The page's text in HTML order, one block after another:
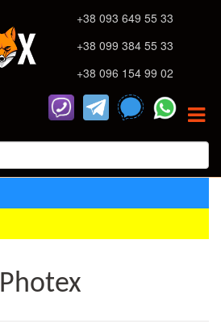
+38 093 649 55 33
+38 099 384 55 33
+38 096 154 99 02
Photex